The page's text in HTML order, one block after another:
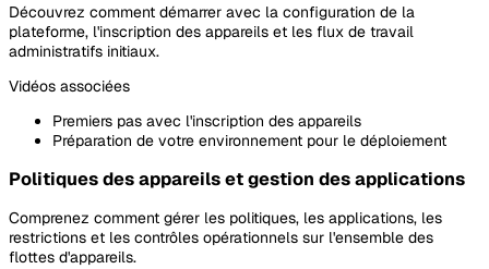
Découvrez comment démarrer avec la configuration de la
plateforme, l'inscription des appareils et les flux de travail
administratifs initiaux.
Vidéos associées
Premiers pas avec l'inscription des appareils
Préparation de votre environnement pour le déploiement
Politiques des appareils et gestion des applications
Comprenez comment gérer les politiques, les applications, les
restrictions et les contrôles opérationnels sur l'ensemble des
flottes d'appareils.